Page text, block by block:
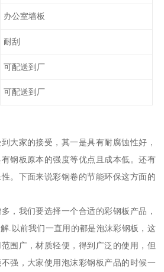
办公室墙板
耐刮
可配送到厂
可配送到厂
大家的接受，其一是具有耐腐蚀性好，
钢板原本的强度等优点且成本低。还有
。下面来说彩钢卷的节能环保这方面的
，我们要选择一个合适的彩钢板产品，
.以前我们一直用的都是泡沫彩钢板，这
围广，材质轻便，得到广泛的使用，但
强，大家使用泡沫彩钢板产品的时候一